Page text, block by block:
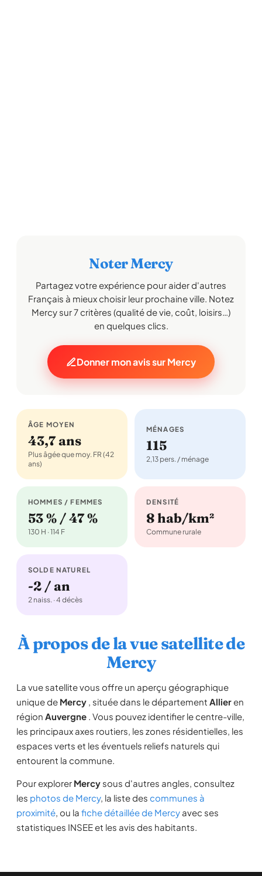
Noter Mercy
Partagez votre expérience pour aider d'autres
Français à mieux choisir leur prochaine ville. Notez
Mercy sur 7 critères (qualité de vie, coût, loisirs…)
en quelques clics.
Donner mon avis sur Mercy
ÂGE MOYEN
43,7 ans
Plus âgée que moy. FR (42
ans)
MÉNAGES
115
2,13 pers. / ménage
HOMMES / FEMMES
53 % / 47 %
130 H · 114 F
DENSITÉ
8 hab/km²
Commune rurale
SOLDE NATUREL
-2 / an
2 naiss. · 4 décès
À propos de la vue satellite de
Mercy
La vue satellite vous offre un aperçu géographique
unique de Mercy , située dans le département Allieren
région Auvergne . Vous pouvez identifier le centre-ville,
les principaux axes routiers, les zones résidentielles, les
espaces verts et les éventuels reliefs naturels qui
entourent la commune.
Pour explorer Mercy sous d'autres angles, consultez
les photos de Mercy, la liste des communes à
proximité, ou la fiche détaillée de Mercy avec ses
statistiques INSEE et les avis des habitants.